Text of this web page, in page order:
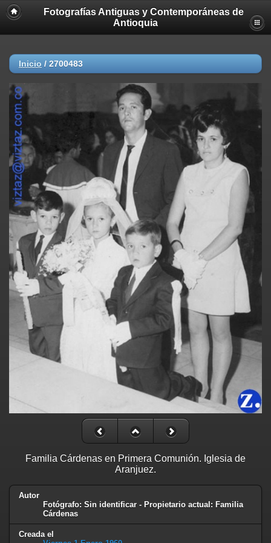
Deprecated : strncmp(): Passing null to parameter #1 ($string1) of type
/home/akhmc5v0jjif/public_html/viztaz.org/galerias/gantigua/
Fotografías Antiguas y Contemporáneas de
Antioquia
Inicio / 2700483
Familia Cárdenas en Primera Comunión. Iglesia de
Aranjuez.
Autor
Fotógrafo: Sin identificar - Propietario actual: Familia
Cárdenas
Creada el